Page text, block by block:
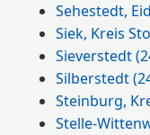
Sehestedt,
Siek, Kreis
Sieverstedt
Silberstedt
Steinburg,
Stelle-